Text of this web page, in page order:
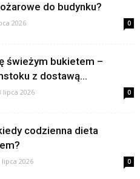
do budynku?
2026 0
świeżym bukietem –
z dostawą...
lipca 2026 0
codzienna dieta
lipca 2026 0